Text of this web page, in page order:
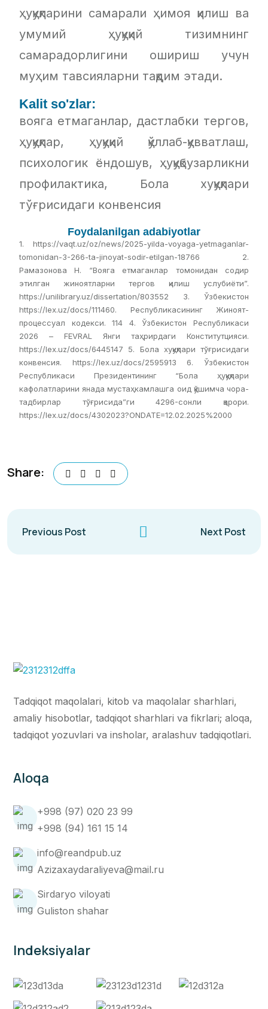
ҳуқуқларини самарали ҳимоя қилиш ва
умумий ҳуқуқий тизимнинг
самарадорлигини ошириш учун
муҳим тавсияларни тақдим этади.
Kalit so'zlar:
вояга етмаганлар, дастлабки тергов,
ҳуқуқлар, ҳуқуқий қўллаб-қувватлаш,
психологик ёндошув, ҳуқуқбузарликни
профилактика, Бола хуқуқлари
тўғрисидаги конвенсия
Foydalanilgan adabiyotlar
1. https://vaqt.uz/oz/news/2025-yilda-voyaga-yetmaganlar-
tomonidan-3-266-ta-jinoyat-sodir-etilgan-18766 2.
Рамазонова Н. “Вояга етмаганлар томонидан содир
этилган жиноятларни тергов қилиш услубиёти”.
https://unilibrary.uz/dissertation/803552 3. Ўзбекистон
https://lex.uz/docs/111460. Республикасининг Жиноят-
процессуал кодекси. 114 4. Ўзбекистон Республикаси
2026 – FEVRAL Янги таҳрирдаги Конститутцияси.
https://lex.uz/docs/6445147 5. Бола хуқуқлари тўғрисидаги
конвенсия. https://lex.uz/docs/2595913 6. Ўзбекистон
Республикаси Президентининг “Бола ҳуқуқлари
кафолатларини янада мустаҳкамлашга оид қўшимча чора-
тадбирлар тўғрисида”ги 4296-сонли қарори.
https://lex.uz/docs/4302023?ONDATE=12.02.2025%2000
Share:
Previous Post Next Post
Tadqiqot maqolalari, kitob va maqolalar sharhlari,
amaliy hisobotlar, tadqiqot sharhlari va fikrlari; aloqa,
tadqiqot yozuvlari va insholar, aralashuv tadqiqotlari.
Aloqa
+998 (97) 020 23 99
+998 (94) 161 15 14
info@reandpub.uz
Azizaxaydaraliyeva@mail.ru
Sirdaryo viloyati
Guliston shahar
Indeksiyalar